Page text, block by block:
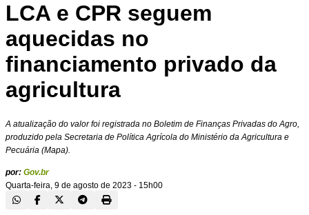
LCA e CPR seguem
aquecidas no
financiamento privado da
agricultura
A atualização do valor foi registrada no Boletim de Finanças Privadas do Agro,
produzido pela Secretaria de Política Agrícola do Ministério da Agricultura e
Pecuária (Mapa).
por: Gov.br
Quarta-feira, 9 de agosto de 2023 - 15h00